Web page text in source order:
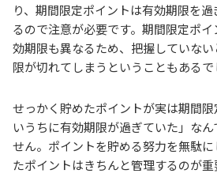
り、期間限定ポイントは有効期限を
るので注意が必要です。期間限定ポ
効期限も異なるため、把握していな
限が切れてしまうということもあるで
せっかく貯めたポイントが実は期間
いうちに有効期限が過ぎていた」な
せん。ポイントを貯める努力を無駄
たポイントはきちんと管理するのが重